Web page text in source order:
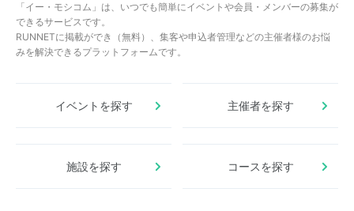
「イー・モシコム」は、いつでも簡単にイベントや会員・メンバーの募集が
できるサービスです。
RUNNETに掲載ができ（無料）、集客や申込者管理などの主催者様のお悩
みを解決できるプラットフォームです。
イベントを探す 主催者を探す
施設を探す コースを探す